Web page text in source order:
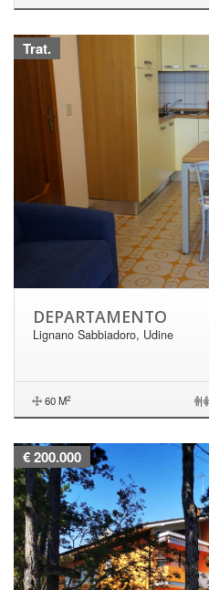
Trat.
DEPARTAMENTO
Lignano Sabbiadoro, Udine
60 M2 |
€ 200.000